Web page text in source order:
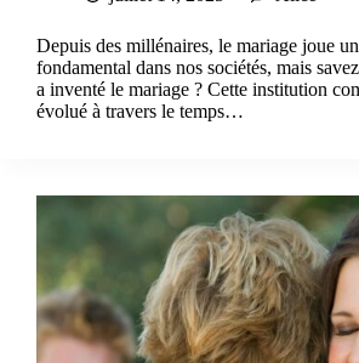
Depuis des millénaires, le mariage joue
fondamental dans nos sociétés, mais
a inventé le mariage ? Cette institution
évolué à travers le temps…